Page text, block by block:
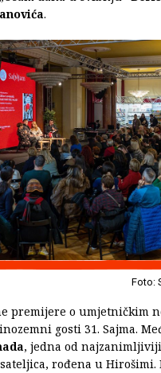
.
Foto:
premijere o umjetničkim
gosti 31. Sajma.
, jedna od
rođena u Hirošimi.